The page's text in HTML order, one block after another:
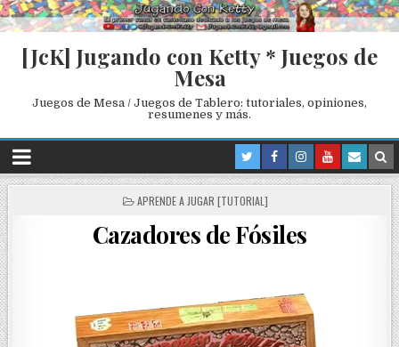
[JcK] Jugando con Ketty * Juegos de
Mesa
Juegos de Mesa / Juegos de Tablero: tutoriales, opiniones,
resumenes y más.
P
S
T
N
APRENDE A JUGAR [TUTORIAL]
Cazadores de Fósiles